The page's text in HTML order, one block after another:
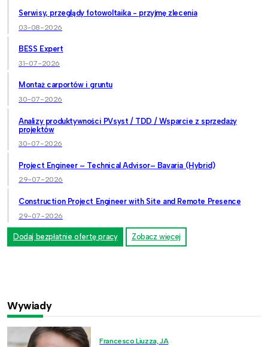
Serwisy, przeglądy fotowoltaika - przyjmę zlecenia
03-08-2026
BESS Expert
31-07-2026
Montaż carportów i gruntu
30-07-2026
Analizy produktywności PVsyst / TDD / Wsparcie z sprzedaży
projektów
30-07-2026
Project Engineer – Technical Advisor– Bavaria (Hybrid)
29-07-2026
Construction Project Engineer with Site and Remote Presence
29-07-2026
Dodaj bezpłatnie ofertę pracy Zobacz więcej
Wywiady
Francesco Liuzza, JA